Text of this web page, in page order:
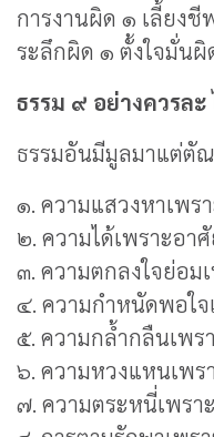
การงานผิด ๑ เลี้ยง
ระลึกผิด ๑ ตั้งใจมั่นผิ
ธรรม ๙ อย่างควรละ
ธรรมอันมีมูลมาแต่ตั
๑. ความแสวงหาเพร
๒. ความได้เพราะอา
๓. ความตกลงใจย่อม
๔. ความกำหนัดพอใจ
๕. ความกล้ำกลืนเพ
๖. ความหวงแหนเพ
๗. ความตระหนี่เพร